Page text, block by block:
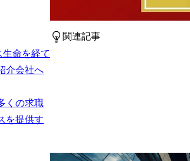
命を経て
介会社へ
くの求職
を提供す
関連記事